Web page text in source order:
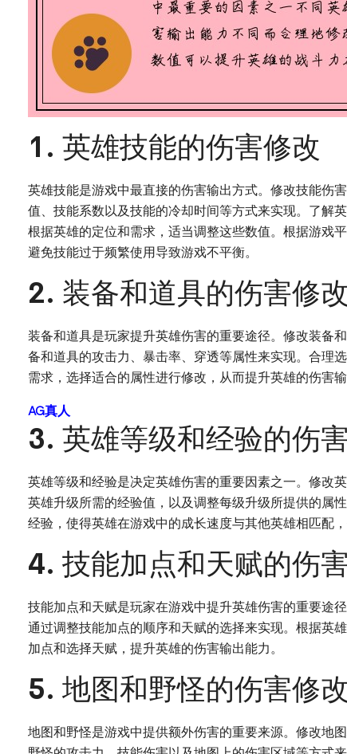
1. 英雄技能的伤害修改
英雄技能是游戏中最直接的伤害输出方式。修改技能伤
值、技能系数以及技能的冷却时间等方式来实现。了解
根据英雄的定位和需求，适当调整这些数值。根据游戏
避免技能过于频繁使用导致游戏不平衡。
2. 装备和道具的伤害修改
装备和道具是玩家提升英雄伤害的重要途径。修改装备
备和道具的攻击力、暴击率、穿透等属性来实现。合理
需求，选择适合的属性进行修改，从而提升英雄的伤害输
AG真人
3. 英雄等级和经验的伤
英雄等级和经验是决定英雄伤害的重要因素之一。修改
英雄升级所需的经验值，以及调整每级升级所提供的属
经验，使得英雄在游戏中的成长速度与其他英雄相匹配，
4. 技能加点和天赋的伤
技能加点和天赋是玩家在游戏中提升英雄伤害的重要途
通过调整技能加点的顺序和天赋的选择来实现。根据英
加点和选择天赋，提升英雄的伤害输出能力。
5. 地图和野怪的伤害修改
地图和野怪是游戏中提供额外伤害的重要来源。修改地